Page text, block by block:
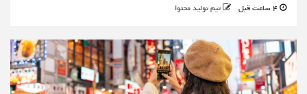
تیم تولید محتوا